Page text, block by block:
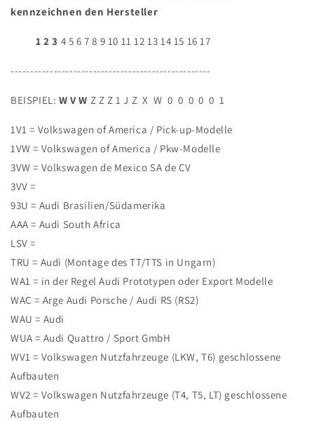
kennzeichnen den Hersteller
1 2 3 4 5 6 7 8 9 10 11 12 13 14 15 16 17
---------------------------------------------------
BEISPIEL: W V W Z Z Z 1 J Z X W 0 0 0 0 0 1
1V1 = Volkswagen of America / Pick-up-Modelle
1VW = Volkswagen of America / Pkw-Modelle
3VW = Volkswagen de Mexico SA de CV
3VV =
93U = Audi Brasilien/Südamerika
AAA = Audi South Africa
LSV =
TRU = Audi (Montage des TT/TTS in Ungarn)
WA1 = in der Regel Audi Prototypen oder Export Modelle
WAC = Arge Audi Porsche / Audi RS (RS2)
WAU = Audi
WUA = Audi Quattro / Sport GmbH
WV1 = Volkswagen Nutzfahrzeuge (LKW, T6) geschlossene
Aufbauten
WV2 = Volkswagen Nutzfahrzeuge (T4, T5, LT) geschlossene
Aufbauten